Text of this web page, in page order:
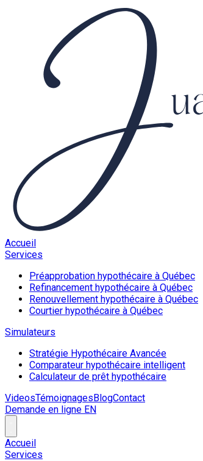
Accueil
Services
Préapprobation hypothécaire à Québec
Refinancement hypothécaire à Québec
Renouvellement hypothécaire à Québec
Courtier hypothécaire à Québec
Simulateurs
Stratégie Hypothécaire Avancée
Comparateur hypothécaire intelligent
Calculateur de prêt hypothécaire
VideosTémoignagesBlogContact
Demande en ligne EN
Accueil
Services